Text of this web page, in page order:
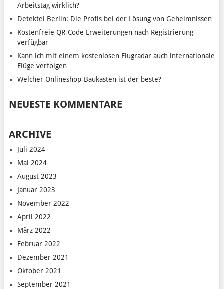
Arbeitstag wirklich?
Detektei Berlin: Die Profis bei der Lösung von Geheimnissen
Kostenfreie QR-Code Erweiterungen nach Registrierung
verfügbar
Kann ich mit einem kostenlosen Flugradar auch internationale
Flüge verfolgen
Welcher Onlineshop-Baukasten ist der beste?
NEUESTE KOMMENTARE
ARCHIVE
Juli 2024
Mai 2024
August 2023
Januar 2023
November 2022
April 2022
März 2022
Februar 2022
Dezember 2021
Oktober 2021
September 2021